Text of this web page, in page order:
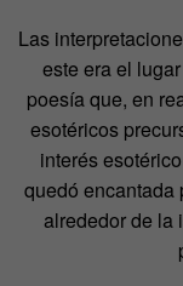
Las
este era el
poesía que, en
esotéricos
interés
quedó encantada
alrededor de la